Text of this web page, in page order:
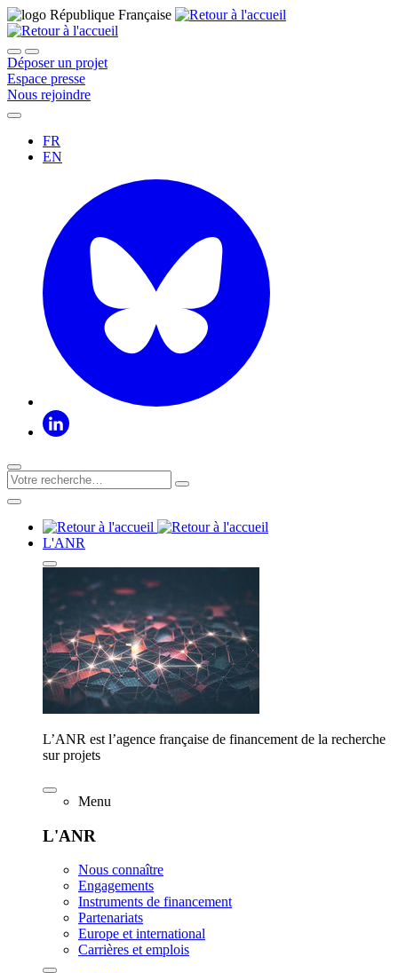
Déposer un projet
Espace presse
Nous rejoindre
FR
EN
L'ANR
L’ANR est l’agence française de financement de la recherche
sur projets
Menu
L'ANR
Nous connaître
Engagements
Instruments de financement
Partenariats
Europe et international
Carrières et emplois